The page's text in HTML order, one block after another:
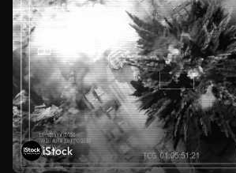
iStock